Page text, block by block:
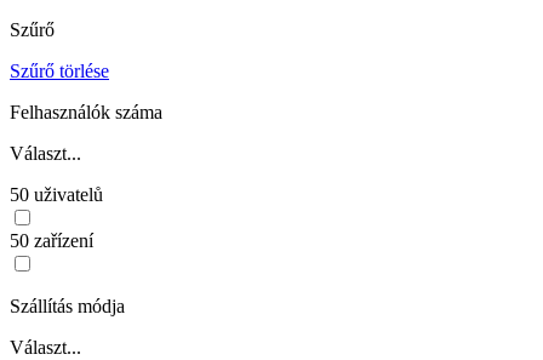
Szűrő
Szűrő törlése
Felhasználók száma
Választ...
50 uživatelů
50 zařízení
Szállítás módja
Választ...